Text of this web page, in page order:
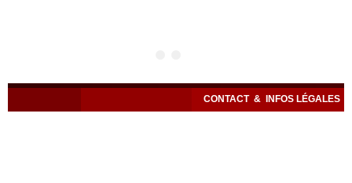
CONTACT & INFOS LÉGALES